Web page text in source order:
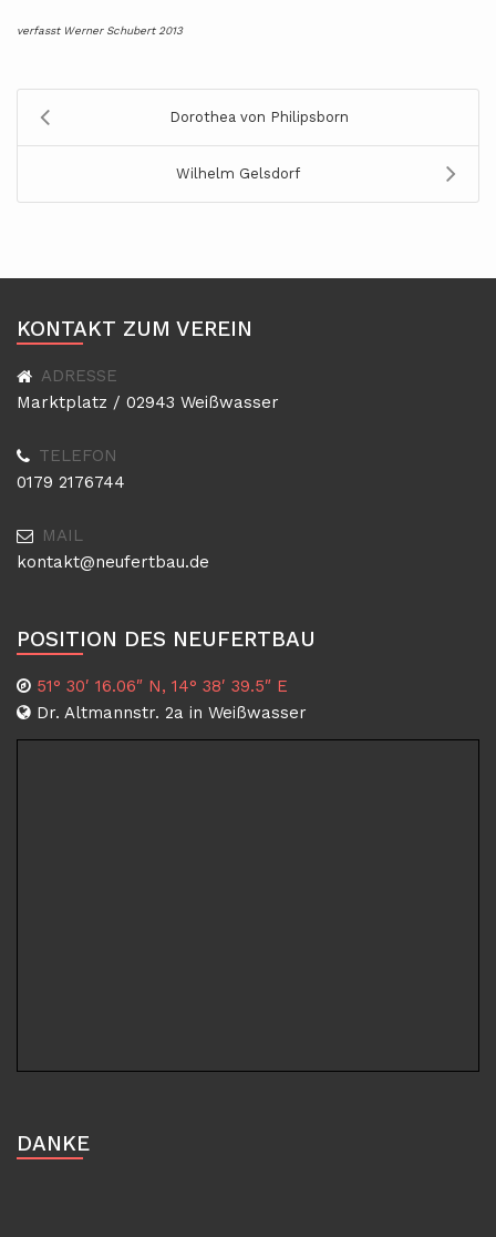
verfasst Werner Schubert 2013
Dorothea von Philipsborn
Wilhelm Gelsdorf
KONTAKT ZUM VEREIN
ADRESSE
Marktplatz / 02943 Weißwasser
TELEFON
0179 2176744
MAIL
kontakt@neufertbau.de
POSITION DES NEUFERTBAU
51° 30′ 16.06″ N, 14° 38′ 39.5″ E
Dr. Altmannstr. 2a in Weißwasser
DANKE